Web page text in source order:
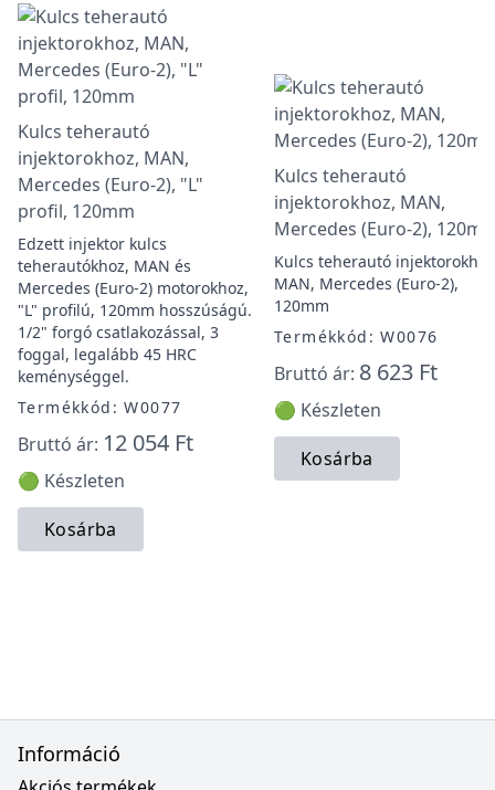
Kulcs teherautó
injektorokhoz, MAN,
Mercedes (Euro-2), "L"
profil, 120mm
Edzett injektor kulcs
teherautókhoz, MAN és
Mercedes (Euro-2) motorokhoz,
"L" profilú, 120mm hosszúságú.
1/2" forgó csatlakozással, 3
foggal, legalább 45 HRC
keménységgel.
Termékkód: W0077
Bruttó ár: 12 054 Ft
🟢 Készleten
Kosárba
Kulcs teherautó
injektorokhoz, MAN,
Mercedes (Euro-2),
Kulcs teherautó
MAN, Mercedes (Euro-2),
120mm
Termékkód: W0076
Bruttó ár: 8 623 Ft
🟢 Készleten
Kosárba
Információ